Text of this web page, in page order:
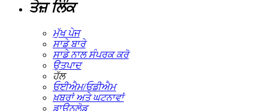
ਤੇਜ਼ ਲਿੰਕ
ਮੁੱਖ ਪੇਜ
ਸਾਡੇ ਬਾਰੇ
ਸਾਡੇ ਨਾਲ ਸੰਪਰਕ ਕਰੋ
ਉਤਪਾਦ
ਹੱਲ
ਓਈਐਮ/ਓਡੀਐਮ
ਖ਼ਬਰਾਂ ਅਤੇ ਘਟਨਾਵਾਂ
ਡਾਊਨਲੋਡ